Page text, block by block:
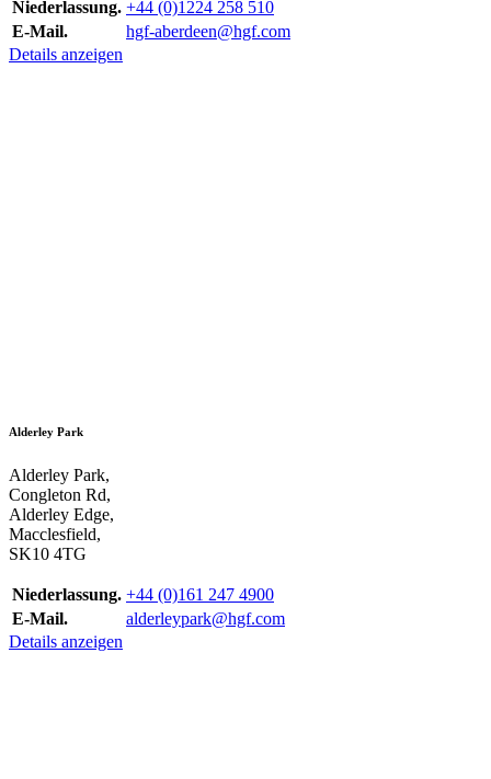
Niederlassung. +44 (0)1224 258 510
E-Mail.
hgf-aberdeen@hgf.com
Details anzeigen
Alderley Park
Alderley Park,
Congleton Rd,
Alderley Edge,
Macclesfield,
SK10 4TG
Niederlassung. +44 (0)161 247 4900
E-Mail.
alderleypark@hgf.com
Details anzeigen